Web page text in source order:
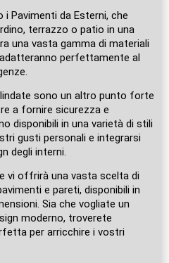
i Pavimenti da Esterni, che
terrazzo o patio in una
una vasta gamma di materiali
perfettamente al
sono un altro punto forte
a fornire sicurezza e
disponibili in una varietà di stili
gusti personali e integrarsi
degli interni.
vi offrirà una vasta scelta di
e pareti, disponibili in
Sia che vogliate un
moderno, troverete
per arricchire i vostri